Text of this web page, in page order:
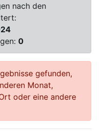
nach den
0
gefunden,
Monat,
oder eine andere